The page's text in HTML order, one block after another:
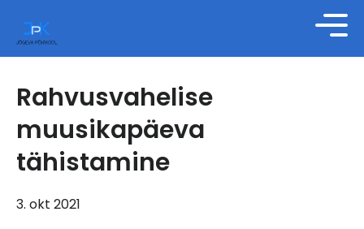
Rahvusvahelise
muusikapäeva
tähistamine
3. okt 2021